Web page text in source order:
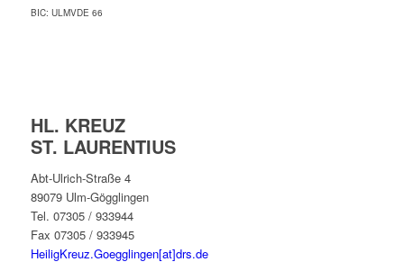
BIC: ULMVDE 66
HL. KREUZ
ST. LAURENTIUS
Abt-Ulrich-Straße 4
89079 Ulm-Gögglingen
Tel. 07305 / 933944
Fax 07305 / 933945
HeiligKreuz.Goegglingen[at]drs.de